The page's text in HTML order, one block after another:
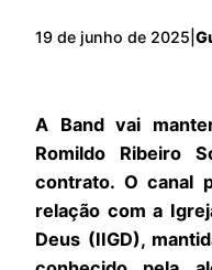
19 de junho de 2025
A Band vai
Romildo Ribeiro
contrato. O canal
relação com a
Deus (IIGD),